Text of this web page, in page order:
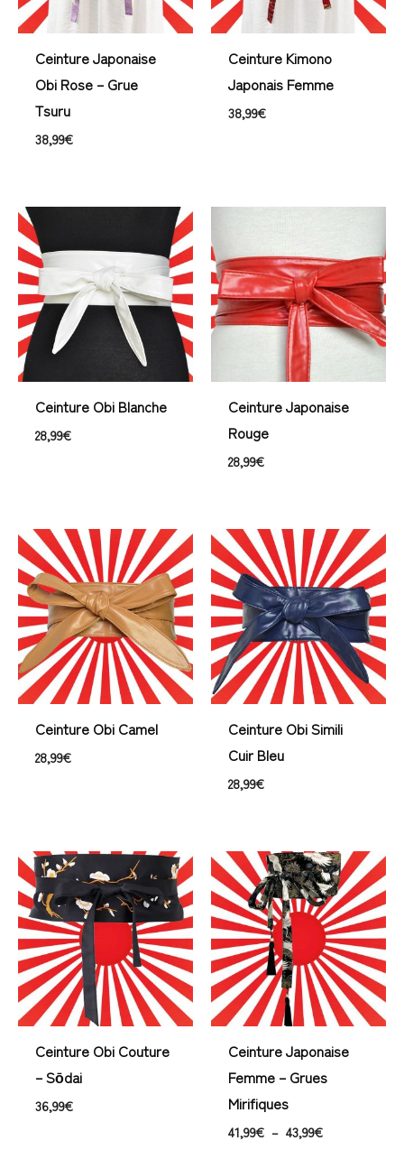
Ceinture Japonaise
Obi Rose – Grue
Tsuru
38,99€
Ceinture Kimono
Japonais Femme
38,99€
Ceinture Obi Blanche
28,99€
Ceinture Japonaise
Rouge
28,99€
Ceinture Obi Camel
28,99€
Ceinture Obi Simili
Cuir Bleu
28,99€
Ceinture Obi Couture
– Sōdai
36,99€
Ceinture Japonaise
Femme – Grues
Mirifiques
41,99€ – 43,99€
Plage
de
prix :
41,99€
à
43,99€